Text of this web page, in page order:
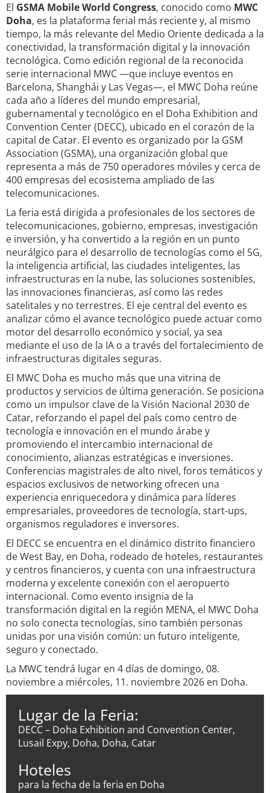
El GSMA Mobile World Congress, conocido como MWC
Doha, es la plataforma ferial más reciente y, al mismo
tiempo, la más relevante del Medio Oriente dedicada a la
conectividad, la transformación digital y la innovación
tecnológica. Como edición regional de la reconocida
serie internacional MWC —que incluye eventos en
Barcelona, Shanghái y Las Vegas—, el MWC Doha reúne
cada año a líderes del mundo empresarial,
gubernamental y tecnológico en el Doha Exhibition and
Convention Center (DECC), ubicado en el corazón de la
capital de Catar. El evento es organizado por la GSM
Association (GSMA), una organización global que
representa a más de 750 operadores móviles y cerca de
400 empresas del ecosistema ampliado de las
telecomunicaciones.
La feria está dirigida a profesionales de los sectores de
telecomunicaciones, gobierno, empresas, investigación
e inversión, y ha convertido a la región en un punto
neurálgico para el desarrollo de tecnologías como el 5G,
la inteligencia artificial, las ciudades inteligentes, las
infraestructuras en la nube, las soluciones sostenibles,
las innovaciones financieras, así como las redes
satelitales y no terrestres. El eje central del evento es
analizar cómo el avance tecnológico puede actuar como
motor del desarrollo económico y social, ya sea
mediante el uso de la IA o a través del fortalecimiento de
infraestructuras digitales seguras.
El MWC Doha es mucho más que una vitrina de
productos y servicios de última generación. Se posiciona
como un impulsor clave de la Visión Nacional 2030 de
Catar, reforzando el papel del país como centro de
tecnología e innovación en el mundo árabe y
promoviendo el intercambio internacional de
conocimiento, alianzas estratégicas e inversiones.
Conferencias magistrales de alto nivel, foros temáticos y
espacios exclusivos de networking ofrecen una
experiencia enriquecedora y dinámica para líderes
empresariales, proveedores de tecnología, start-ups,
organismos reguladores e inversores.
El DECC se encuentra en el dinámico distrito financiero
de West Bay, en Doha, rodeado de hoteles, restaurantes
y centros financieros, y cuenta con una infraestructura
moderna y excelente conexión con el aeropuerto
internacional. Como evento insignia de la
transformación digital en la región MENA, el MWC Doha
no solo conecta tecnologías, sino también personas
unidas por una visión común: un futuro inteligente,
seguro y conectado.
La MWC tendrá lugar en 4 días de domingo, 08.
noviembre a miércoles, 11. noviembre 2026 en Doha.
Lugar de la Feria:
DECC – Doha Exhibition and Convention Center,
Lusail Expy, Doha, Doha, Catar
Hoteles
para la fecha de la feria en Doha